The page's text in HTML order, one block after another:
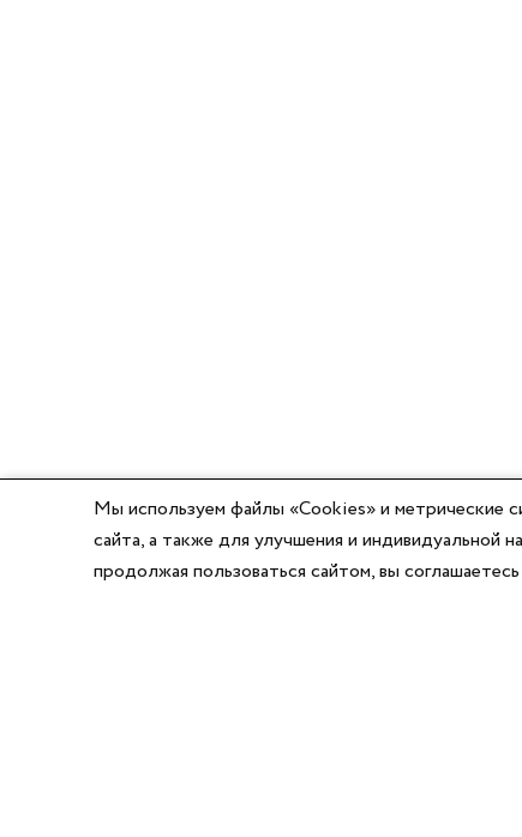
Мы используем файлы «Cookies» и метрические
сайта, а также для улучшения и индивидуальной
продолжая пользоваться сайтом, вы